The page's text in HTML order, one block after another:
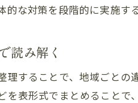
訪問介護提供
訪問介護の
訪問介護業務
的な対策を段階的に実施す
読み解く
理することで、地域ごと
を表形式でまとめること